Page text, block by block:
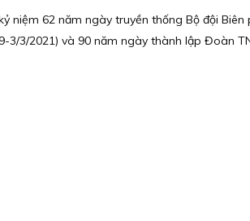
niệm 62 năm ngày truyền thống Bộ đội
3/3/2021) và 90 năm ngày thành lập Đoàn